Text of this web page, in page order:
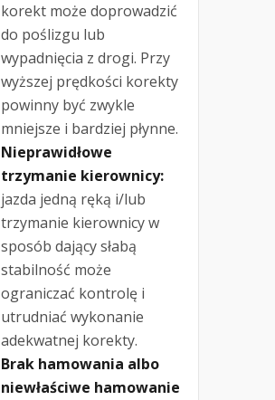
korekt może doprowadzić
do poślizgu lub
wypadnięcia z drogi. Przy
wyższej prędkości korekty
powinny być zwykle
mniejsze i bardziej płynne.
Nieprawidłowe
trzymanie kierownicy:
jazda jedną ręką i/lub
trzymanie kierownicy w
sposób dający słabą
stabilność może
ograniczać kontrolę i
utrudniać wykonanie
adekwatnej korekty.
Brak hamowania albo
niewłaściwe hamowanie